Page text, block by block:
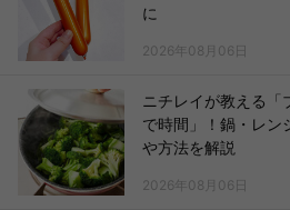
に
2026年08月06日
ニチレイが教える「
で時間」！鍋・レン
や方法を解説
2026年08月06日